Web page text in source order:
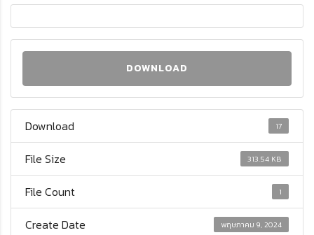
DOWNLOAD
Download 17
File Size 313.54 KB
File Count 1
Create Date พฤษภาคม 9, 2024